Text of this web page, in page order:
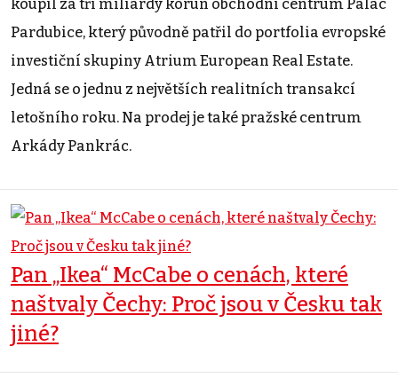
koupil za tři miliardy korun obchodní centrum Palác
Pardubice, který původně patřil do portfolia evropské
investiční skupiny Atrium European Real Estate.
Jedná se o jednu z největších realitních transakcí
letošního roku. Na prodej je také pražské centrum
Arkády Pankrác.
Pan „Ikea“ McCabe o cenách, které
naštvaly Čechy: Proč jsou v Česku tak
jiné?